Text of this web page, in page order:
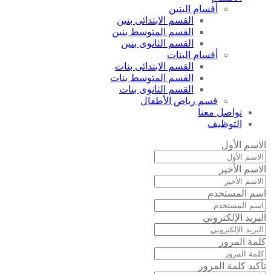
أقسام البنين
القسم الابتدائى بنين
القسم المتوسط بنين
القسم الثانوى بنين
أقسام البنات
القسم الابتدائى بنات
القسم المتوسط بنات
القسم الثانوى بنات
قسم رياض الأطفال
تواصل معنا
التوظيف
الاسم الأول
الاسم الأخير
اسم المستخدم
البريد الإلكتروني
كلمة المرور
تأكيد كلمة المرور